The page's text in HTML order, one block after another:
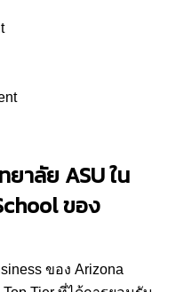
ยาลัย ASUใน
ของ
ของ Arizona